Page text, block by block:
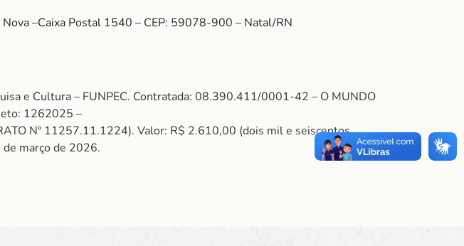
–Caixa Postal 1540 – CEP: 59078-900 – Natal/RN
e Cultura – FUNPEC. Contratada: 08.390.411/0001-42 – O MUNDO
1262025 –
Nº 11257.11.1224). Valor: R$ 2.610,00 (dois mil e seiscentos
março de 2026.